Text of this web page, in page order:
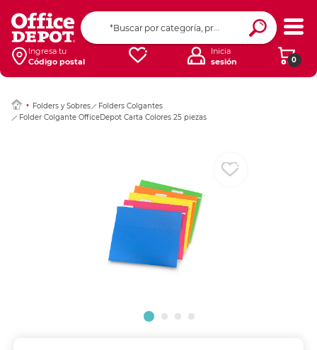
Ingresa tu
Código postal
0
Inicia
sesión
Folders y Sobres
Folders Colgantes
Folder Colgante OfficeDepot Carta Colores 25 piezas
Ingresar Codigo